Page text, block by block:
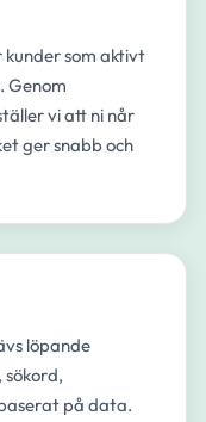
kunder som aktivt
Genom
vi att ni når
ger snabb och
löpande
på data.